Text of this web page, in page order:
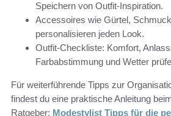
Speichern von Outfit-Inspiration.
Accessoires wie Gürtel,
personalisieren jeden Look.
Outfit-Checkliste: Komfort,
Farbabstimmung und Wetter
Für weiterführende Tipps zur
findest du eine praktische Anleitung
Ratgeber: Modestylist Tipps für die